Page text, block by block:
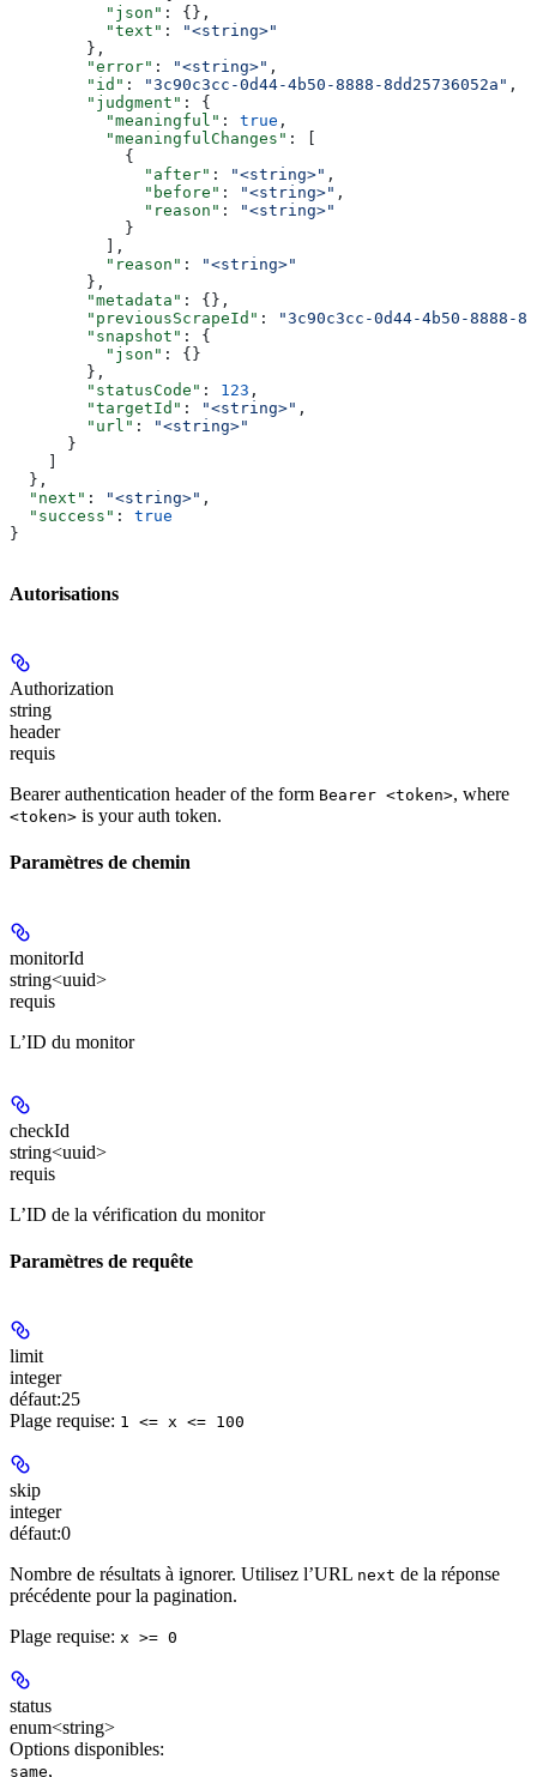
          "json"
: {},
          "text"
:
"<string>"
        },
        "error"
: "<string>" ,
        "id"
: "3c90c3cc-0d44-4b50-8888-8dd25736052a" ,
        "judgment"
: {
          "meaningful"
: true ,
          "meaningfulChanges"
: [
            {
              "after"
: "<string>" ,
              "before"
: "<string>" ,
              "reason"
:
"<string>"
            }
          ],
          "reason"
:
"<string>"
        },
        "metadata"
: {},
        "previousScrapeId"
:
"3c90c3cc-0d44-4b50-8888-
        "snapshot"
: {
          "json"
: {}
        },
        "statusCode"
: 123 ,
        "targetId"
: "<string>" ,
        "url"
:
"<string>"
      }
    ]
  },
  "next"
: "<string>" ,
  "success"
: true
}
Autorisations
Authorization
string
header
requis
Bearer authentication header of the form Bearer <token>, where
<token> is your auth token.
Paramètres de chemin
monitorId
string<uuid>
requis
L’ID du monitor
checkId
string<uuid>
requis
L’ID de la vérification du monitor
Paramètres de requête
limit
integer
défaut:25
Plage requise: 1 <= x <= 100
skip
integer
défaut:0
Nombre de résultats à ignorer. Utilisez l’URL next de la réponse
précédente pour la pagination.
Plage requise: x >= 0
status
enum<string>
Options disponibles:
same,